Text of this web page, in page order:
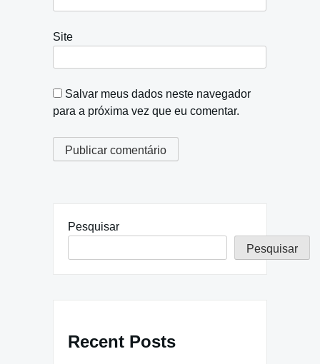
Site
Salvar meus dados neste navegador
para a próxima vez que eu comentar.
Pesquisar
Pesquisar
Recent Posts